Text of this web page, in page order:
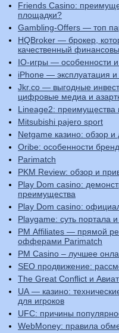
Friends Casino:
площадки?
Gambling-Offers — топ
HQBroker — брокер,
качественный
IO-игры — особенности
iPhone — эксплуатация
Jkr.co — выгодные
цифровые медиа и
Lineage2: преимущества
Mitsubishi pajero sport
Netgame казино: обзор и
Oribe: особенности
Parimatch
PKM Review: обзор и
Play Dom casino:
преимущества
Play Dom casino:
Playgame: суть портала
PM Affiliates — прямой
офферами Parimatch
PM Casino – лучшее
SEO продвижение:
The Great Conflict и
UA — казино:
для игроков
UFC: причины
WebMoney: правила